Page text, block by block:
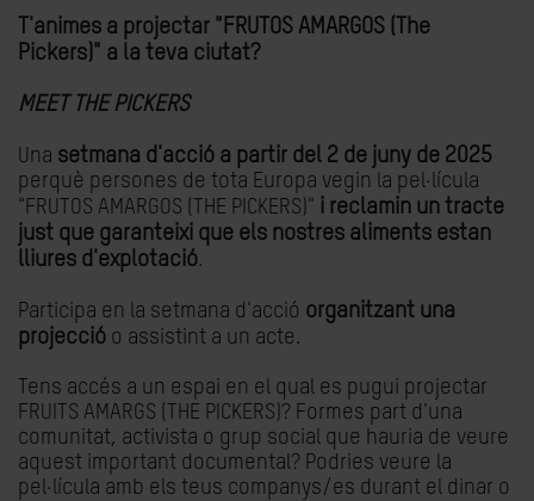
T'animes a projectar "FRUTOS AMARGOS (The
Pickers)" a la teva ciutat?
MEET THE PICKERS
Una setmana d'acció a partir del 2 de juny de 2025
perquè persones de tota Europa vegin la pel·lícula
"FRUTOS AMARGOS (THE PICKERS)" i reclamin un tracte
just que garanteixi que els nostres aliments estan
lliures d'explotació.
Participa en la setmana d'acció organitzant una
projecció o assistint a un acte.
Tens accés a un espai en el qual es pugui projectar
FRUITS AMARGS (THE PICKERS)? Formes part d'una
comunitat, activista o grup social que hauria de veure
aquest important documental? Podries veure la
pel·lícula amb els teus companys/es durant el dinar o